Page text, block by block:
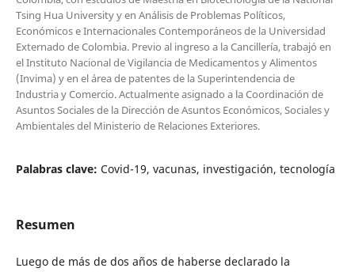
Tsing Hua University y en Análisis de Problemas Políticos,
Económicos e Internacionales Contemporáneos de la Universidad
Externado de Colombia. Previo al ingreso a la Cancillería, trabajó en
el Instituto Nacional de Vigilancia de Medicamentos y Alimentos
(Invima) y en el área de patentes de la Superintendencia de
Industria y Comercio. Actualmente asignado a la Coordinación de
Asuntos Sociales de la Dirección de Asuntos Económicos, Sociales y
Ambientales del Ministerio de Relaciones Exteriores.
Palabras clave: Covid-19, vacunas, investigación, tecnología
Resumen
Luego de más de dos años de haberse declarado la